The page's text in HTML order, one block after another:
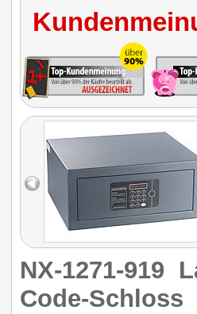
NX-1271-919
Code-Schloss